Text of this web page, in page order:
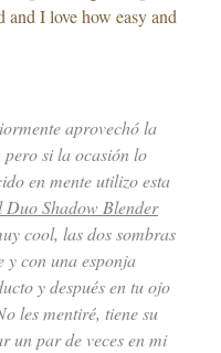
and I love how easy and
aprovechó la
si la ocasión lo
en mente utilizo esta
Duo Shadow Blender
cool, las dos sombras
y con una esponja
y después en tu ojo
les mentiré, tiene su
un par de veces en mi